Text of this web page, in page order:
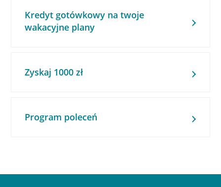
Kredyt gotówkowy na twoje
wakacyjne plany
Zyskaj 1000 zł
Program poleceń